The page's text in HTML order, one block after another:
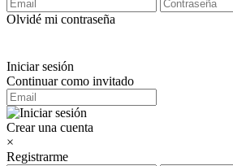
Olvidé mi contraseña
Iniciar sesión
Continuar como invitado
Crear una cuenta
×
Registrarme